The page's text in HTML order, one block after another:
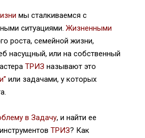
мы сталкиваемся с
ситуациями. Жизненными
роста, семейной жизни,
насущный, или на собственный
ТРИЗ называют это
или задачами, у которых
в Задачу, и найти ее
ТРИЗ? Как